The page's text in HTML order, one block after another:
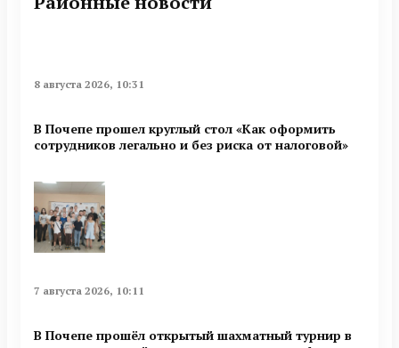
8 августа 2026, 10:31
В Почепе прошел круглый стол «Как оформить
сотрудников легально и без риска от налоговой»
7 августа 2026, 10:11
В Почепе прошёл открытый шахматный турнир в